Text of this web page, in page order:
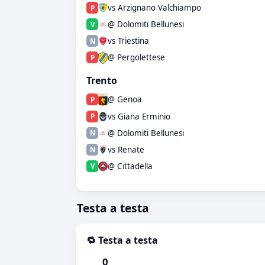
P vs Arzignano Valchiampo
V @ Dolomiti Bellunesi
N vs Triestina
P @ Pergolettese
Trento
P @ Genoa
P vs Giana Erminio
N @ Dolomiti Bellunesi
N vs Renate
V @ Cittadella
Testa a testa
🔁 Testa a testa
0